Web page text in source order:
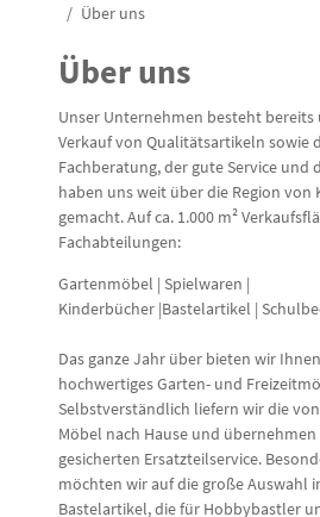
Über uns
Über uns
Unser Unternehmen besteht bereits
Verkauf von Qualitätsartikeln sowie
Fachberatung, der gute Service und
haben uns weit über die Region von
gemacht. Auf ca. 1.000 m²
Fachabteilungen:
Gartenmöbel | Spielwaren |
Kinderbücher |Bastelartikel |
Das ganze Jahr über bieten wir
hochwertiges Garten- und
Selbstverständlich liefern wir die
Möbel nach Hause und
gesicherten Ersatzteilservice.
möchten wir auf die große Auswahl
Bastelartikel, die für Hobbybastler